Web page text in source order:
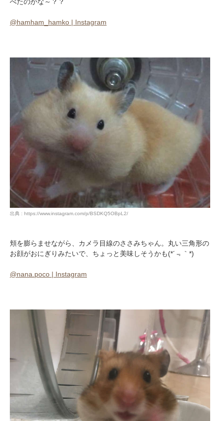
べたのかな～？？
@hamham_hamko | Instagram
出典 : https://www.instagram.com/p/BSDKQ5OBpL2/
頬を膨らませながら、カメラ目線のささみちゃん。丸い三角形の
お顔がおにぎりみたいで、ちょっと美味しそうかも(*´﹃｀*)
@nana.poco | Instagram